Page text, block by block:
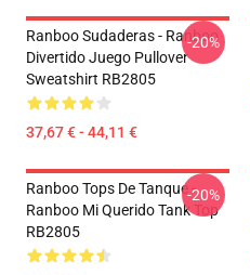
Ranboo Sudaderas - Ranboo
Divertido Juego Pullover
Sweatshirt RB2805
37,67 € - 44,11 €
-20%
Ranboo Tops De Tanque -
Ranboo Mi Querido Tank Top
RB2805
-20%